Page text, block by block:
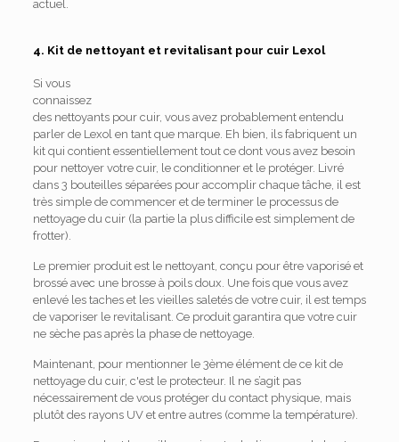
actuel.
4. Kit de nettoyant et revitalisant pour cuir Lexol
Si vous
connaissez
des nettoyants pour cuir, vous avez probablement entendu
parler de Lexol en tant que marque. Eh bien, ils fabriquent un
kit qui contient essentiellement tout ce dont vous avez besoin
pour nettoyer votre cuir, le conditionner et le protéger. Livré
dans 3 bouteilles séparées pour accomplir chaque tâche, il est
très simple de commencer et de terminer le processus de
nettoyage du cuir (la partie la plus difficile est simplement de
frotter).
Le premier produit est le nettoyant, conçu pour être vaporisé et
brossé avec une brosse à poils doux. Une fois que vous avez
enlevé les taches et les vieilles saletés de votre cuir, il est temps
de vaporiser le revitalisant. Ce produit garantira que votre cuir
ne sèche pas après la phase de nettoyage.
Maintenant, pour mentionner le 3ème élément de ce kit de
nettoyage du cuir, c'est le protecteur. Il ne s’agit pas
nécessairement de vous protéger du contact physique, mais
plutôt des rayons UV et entre autres (comme la température).